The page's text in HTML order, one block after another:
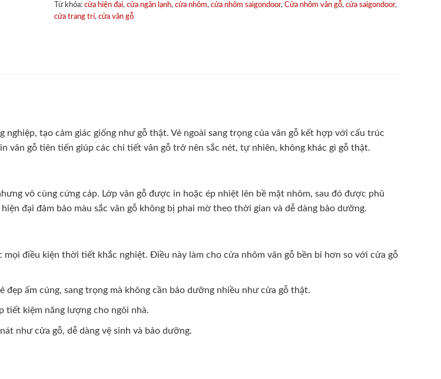
Từ khóa: cửa hiện đại, cửa ngăn lạnh, cửa nhôm, cửa nhôm saigondoor, Cửa nhôm vân gỗ, cửa saigondoor,
cửa trang trí, cửa vân gỗ
tạo cảm giác giống như gỗ thật. Vẻ ngoài sang trọng của vân gỗ kết hợp với cấu trúc
vân gỗ tiên tiến giúp các chi tiết vân gỗ trở nên sắc nét, tự nhiên, không khác gì gỗ thật.
vô cùng cứng cáp. Lớp vân gỗ được in hoặc ép nhiệt lên bề mặt nhôm, sau đó được phủ
đại đảm bảo màu sắc vân gỗ không bị phai mờ theo thời gian và dễ dàng bảo dưỡng.
điều kiện thời tiết khắc nghiệt. Điều này làm cho cửa nhôm vân gỗ bền bỉ hơn so với cửa gỗ
đẹp ấm cúng, sang trọng mà không cần bảo dưỡng nhiều như cửa gỗ thật.
tiết kiệm năng lượng cho ngôi nhà.
như cửa gỗ, dễ dàng vệ sinh và bảo dưỡng.